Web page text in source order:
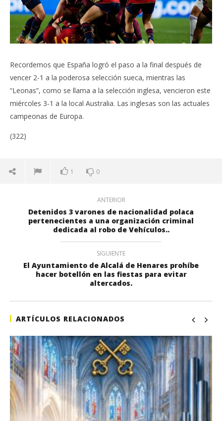
Recordemos que España logró el paso a la final después de
vencer 2-1 a la poderosa selección sueca, mientras las
“Leonas”, como se llama a la selección inglesa, vencieron este
miércoles 3-1 a la local Australia. Las inglesas son las actuales
campeonas de Europa.
(322)
1 0
ANTERIOR
Detenidos 3 varones de nacionalidad polaca
pertenecientes a una organización criminal
dedicada al robo de Vehículos..
SIGUIENTE
El Ayuntamiento de Alcalá de Henares prohíbe
hacer botellón en las fiestas para evitar
altercados.
ARTÍCULOS RELACIONADOS